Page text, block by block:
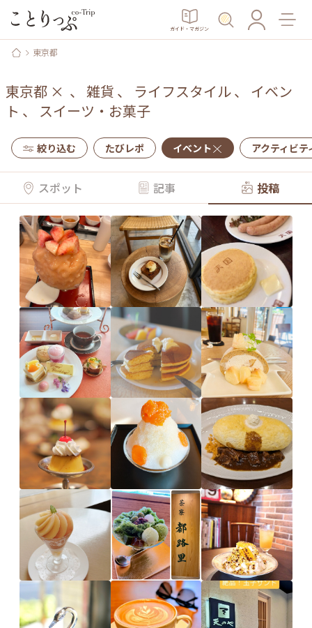
ガイド・マガジン
東京都
東京都 × 、 雑貨 、 ライフスタイル、 イベン
ト 、 スイーツ・お菓子
絞り込む たびレポ イベント アクティビテ
スポット 記事 投稿